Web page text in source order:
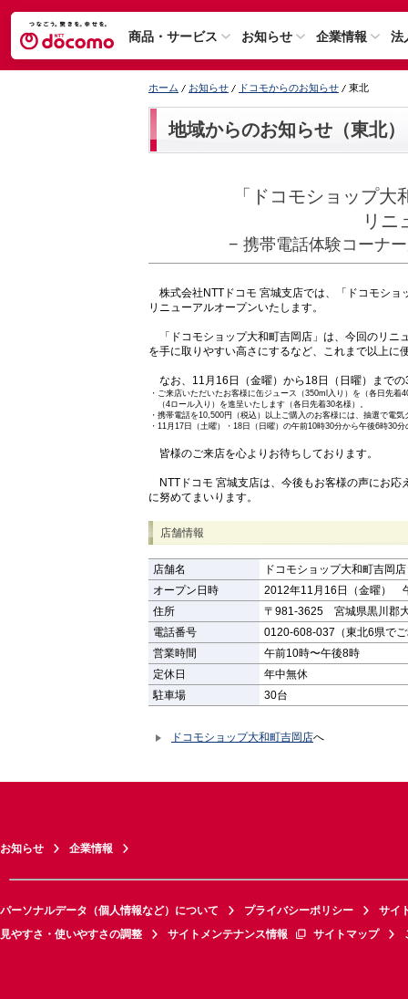
商品・サービス お知らせ 企業情報 法
ホーム お知らせ ドコモからのお知らせ 東北
地域からのお知らせ（東北）
「ドコモショップ
リニ
− 携帯電話体験コーナ
株式会社NTTドコモ 宮城支店では、「ドコモショ
リニューアルオープンいたします。
「ドコモショップ大和町吉岡店」は、今回のリニ
を手に取りやすい高さにするなど、これまで以上に
なお、11月16日（金曜）から18日（日曜）まで
・ ご来店いただいたお客様に缶ジュース（350ml入り）を（各日先
（4ロール入り）を進呈いたします（各日先着30名様）。
・ 携帯電話を10,500円（税込）以上ご購入のお客様には、抽選で電
・ 11月17日（土曜）・18日（日曜）の午前10時30分から午後6時30
皆様のご来店を心よりお待ちしております。
NTTドコモ 宮城支店は、今後もお客様の声にお応
に努めてまいります。
店舗情報
店舗名
ドコモショップ大和町吉岡店
オープン日時
2012年11月16日（金曜）
住所
〒981-3625 宮城県黒川郡
電話番号
0120-608-037（東北6県で
営業時間
午前10時〜午後8時
定休日
年中無休
駐車場
30台
ドコモショップ大和町吉岡店へ
お知らせ 企業情報
パーソナルデータ（個人情報など）について プライバシーポリシー
サイ
見やすさ・使いやすさの調整
サイトメンテナンス情報 サイトマップ